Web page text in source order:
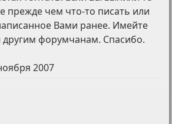
прежде чем что-то писать или
Вами ранее. Имейте
другим форумчанам. Спасибо.
2007